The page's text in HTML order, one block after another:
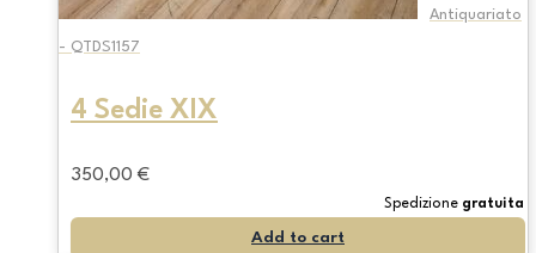
Antiquariato
- QTDS1157
4 Sedie XIX
350,00 €
Spedizione gratuita
Add to cart